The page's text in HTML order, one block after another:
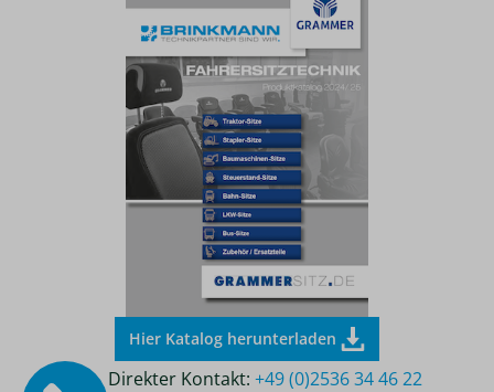
Hier Katalog herunterladen
Direkter Kontakt:+49 (0)2536 34 46 22